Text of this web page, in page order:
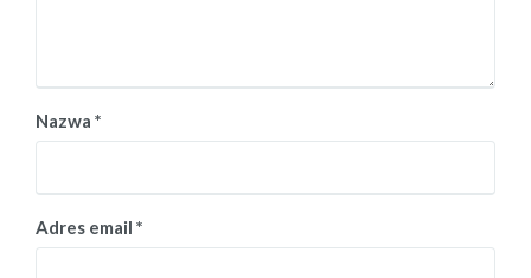
Nazwa *
Adres email *